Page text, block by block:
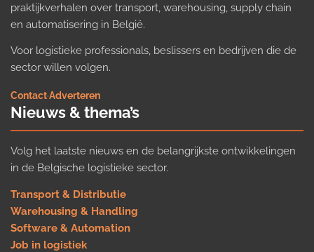
praktijkverhalen over transport, warehousing, supply chain
en automatisering in België.
Voor logistieke professionals, beslissers en bedrijven die de
sector willen volgen.
Contact·Adverteren
Nieuws & thema’s
Volg het laatste nieuws en de belangrijkste ontwikkelingen
in de Belgische logistieke sector.
Transport & Distributie
Warehousing & Handling
Software & Automation
Job in logistiek